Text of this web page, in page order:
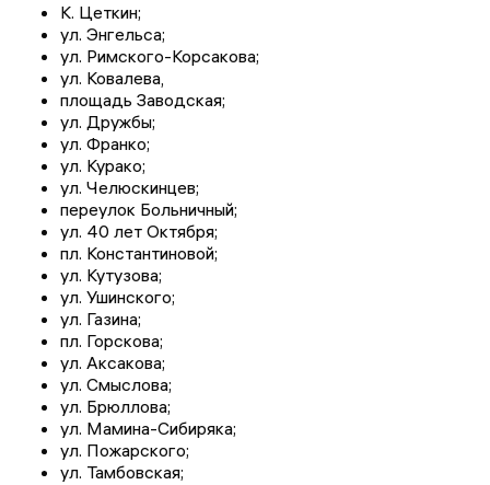
К. Цеткин;
ул. Энгельса;
ул. Римского-Корсакова;
ул. Ковалева,
площадь Заводская;
ул. Дружбы;
ул. Франко;
ул. Курако;
ул. Челюскинцев;
переулок Больничный;
ул. 40 лет Октября;
пл. Константиновой;
ул. Кутузова;
ул. Ушинского;
ул. Газина;
пл. Горскова;
ул. Аксакова;
ул. Смыслова;
ул. Брюллова;
ул. Мамина-Сибиряка;
ул. Пожарского;
ул. Тамбовская;